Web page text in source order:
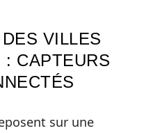
VILLES
: CAPTEURS
sur une